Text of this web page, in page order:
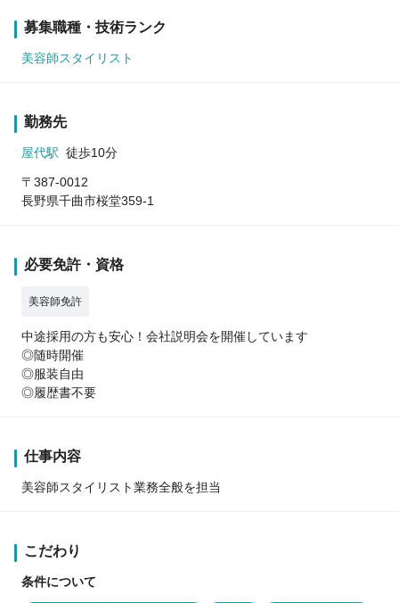
募集職種・技術ランク
美容師スタイリスト
勤務先
屋代駅 徒歩10分
〒387-0012
長野県千曲市桜堂359-1
必要免許・資格
美容師免許
中途採用の方も安心！会社説明会を開催しています
◎随時開催
◎服装自由
◎履歴書不要
仕事内容
美容師スタイリスト業務全般を担当
こだわり
条件について